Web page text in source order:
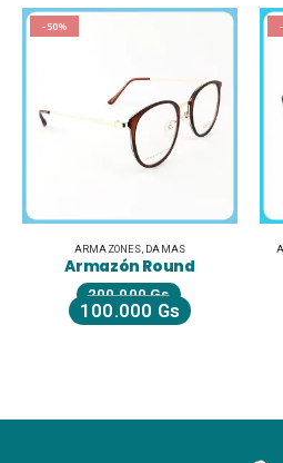
-50%
ARMAZONES,DAMAS,LIQUIDACIÓN
Armazón Metal
160.000Gs
80.000Gs